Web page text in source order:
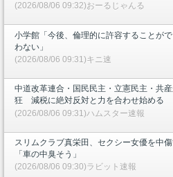
(2026/08/06 09:32)おーるじゃんる
小学館「今後、倫理的に許容することが
わない」
(2026/08/06 09:31)キニ速
中道改革連合・国民民主・立憲民主・共
狂 減税に絶対反対と力を合わせ始める
(2026/08/06 09:31)ハムスター速報
スリムクラブ真栄田、セクシー女優を中
「車の中臭そう」
(2026/08/06 09:30)ラビット速報